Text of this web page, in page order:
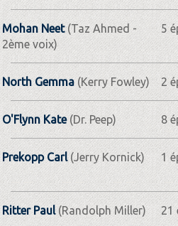
Mohan Neet(Taz Ahmed -
2ème voix)
5
North Gemma(Kerry Fowley) 2
O'Flynn Kate(Dr. Peep) 8
Prekopp Carl(Jerry Kornick) 1
Ritter Paul(Randolph Miller) 21